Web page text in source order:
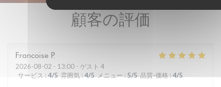
顧客の評価
Francoise P
2026-08-02 - 13:00 - ゲスト 4
サービス : 4/5 雰囲気 : 4/5 メニュー : 5/5 品質-価格 : 4/5